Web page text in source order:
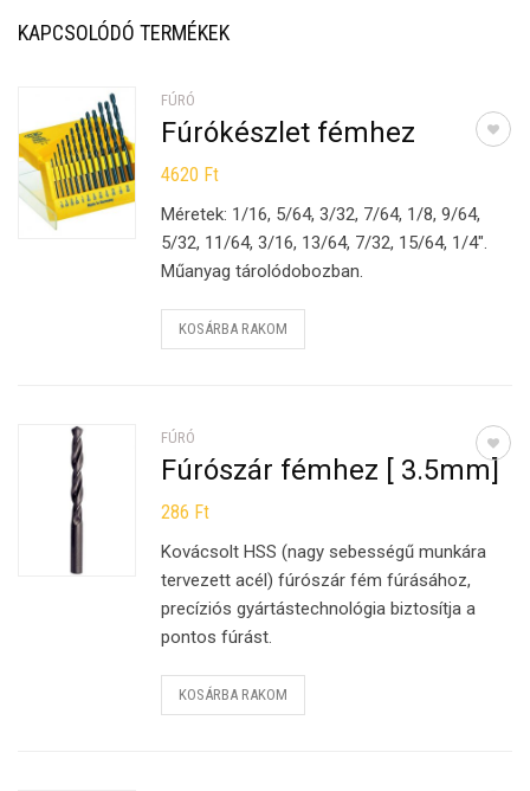
KAPCSOLÓDÓ TERMÉKEK
FÚRÓ
Fúrókészlet fémhez
4620 Ft
Méretek: 1/16, 5/64, 3/32, 7/64, 1/8, 9/64,
5/32, 11/64, 3/16, 13/64, 7/32, 15/64, 1/4″.
Műanyag tárolódobozban.
KOSÁRBA RAKOM
FÚRÓ
Fúrószár fémhez [ 3.5mm]
286 Ft
Kovácsolt HSS (nagy sebességű munkára
tervezett acél) fúrószár fém fúrásához,
precíziós gyártástechnológia biztosítja a
pontos fúrást.
KOSÁRBA RAKOM